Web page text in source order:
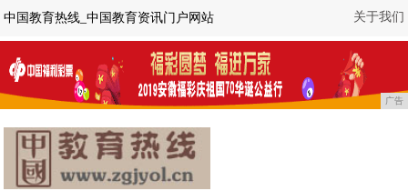
关于我们
中国教育热线_中国教育资讯门户网站
广告